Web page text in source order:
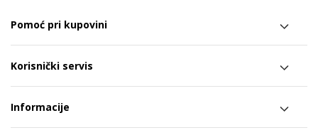
Pomoć pri kupovini
Korisnički servis
Informacije